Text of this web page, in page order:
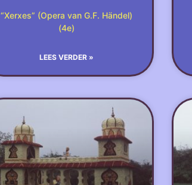
“Xerxes” (Opera van G.F. Händel)
(4e)
LEES VERDER »